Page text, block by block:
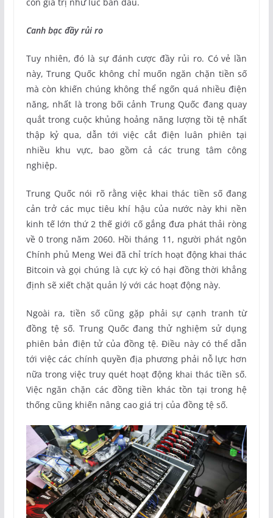
Canh bạc đầy rủi ro
Tuy nhiên, đó là sự đánh cược đầy rủi ro. Có vẻ lần
này, Trung Quốc không chỉ muốn ngăn chặn tiền số
mà còn khiến chúng không thể ngốn quá nhiều điện
năng, nhất là trong bối cảnh Trung Quốc đang quay
quắt trong cuộc khủng hoảng năng lượng tồi tệ nhất
thập kỷ qua, dẫn tới việc cắt điện luân phiên tại
nhiều khu vực, bao gồm cả các trung tâm công
nghiệp.
Trung Quốc nói rõ rằng việc khai thác tiền số đang
cản trở các mục tiêu khí hậu của nước này khi nền
kinh tế lớn thứ 2 thế giới cố gắng đưa phát thải ròng
về 0 trong năm 2060. Hồi tháng 11, người phát ngôn
Chính phủ Meng Wei đã chỉ trích hoạt động khai thác
Bitcoin và gọi chúng là cực kỳ có hại đồng thời khẳng
định sẽ xiết chặt quản lý với các hoạt động này.
Ngoài ra, tiền số cũng gặp phải sự cạnh tranh từ
đồng tệ số. Trung Quốc đang thử nghiệm sử dụng
phiên bản điện tử của đồng tệ. Điều này có thể dẫn
tới việc các chính quyền địa phương phải nỗ lực hơn
nữa trong việc truy quét hoạt động khai thác tiền số.
Việc ngăn chặn các đồng tiền khác tồn tại trong hệ
thống cũng khiến nâng cao giá trị của đồng tệ số.